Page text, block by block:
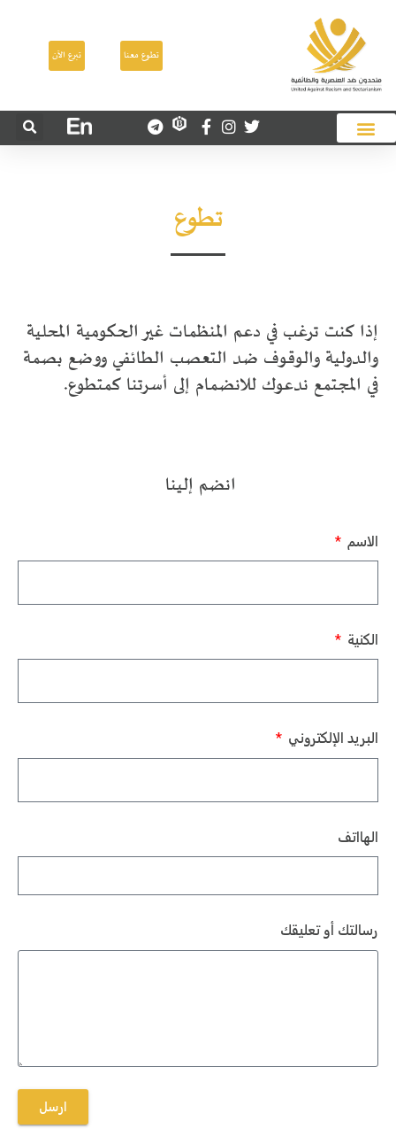
تطوع معنا تبرع الآن
تطوع
إذا كنت ترغب في دعم المنظمات غير الحكومية المحلية
والدولية والوقوف ضد التعصب الطائفي ووضع بصمة
في المجتمع ندعوك للانضمام إلى أسرتنا كمتطوع.
انضم إلينا
الاسم
الكنية
البريد الإلكتروني
الهااتف
رسالتك أو تعليقك
ارسل